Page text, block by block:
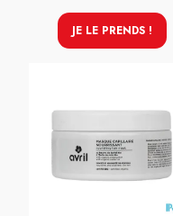
JE LE PRENDS !